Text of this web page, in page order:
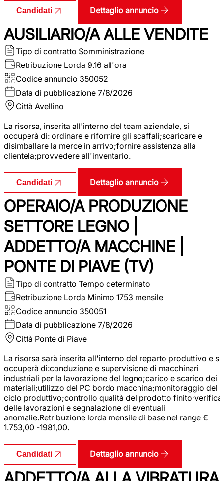
Candidati Dettaglio annuncio
AUSILIARIO/A ALLE VENDITE
Tipo di contratto Somministrazione
Retribuzione Lorda 9.16 all'ora
Codice annuncio 350052
Data di pubblicazione 7/8/2026
Città Avellino
La risorsa, inserita all'interno del team aziendale, si
occuperà di: ordinare e rifornire gli scaffali;scaricare e
disimballare la merce in arrivo;fornire assistenza alla
clientela;provvedere all'inventario.
Candidati Dettaglio annuncio
OPERAIO/A PRODUZIONE
SETTORE LEGNO |
ADDETTO/A MACCHINE |
PONTE DI PIAVE (TV)
Tipo di contratto Tempo determinato
Retribuzione Lorda Minimo 1753 mensile
Codice annuncio 350051
Data di pubblicazione 7/8/2026
Città Ponte di Piave
La risorsa sarà inserita all'interno del reparto produttivo e
occuperà di:conduzione e supervisione di macchinari
industriali per la lavorazione del legno;carico e scarico dei
materiali;utilizzo del PC bordo macchina;monitoraggio del
ciclo produttivo;controllo qualità del prodotto
delle lavorazioni e segnalazione di eventuali
anomalie.Retribuzione lorda mensile di base nel range €
1.753,00 -1981,00.
Candidati Dettaglio annuncio